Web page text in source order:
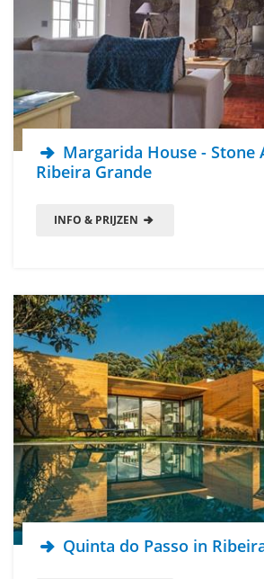
Margarida House - Stone
Ribeira Grande
INFO & PRIJZEN
Quinta do Passo in